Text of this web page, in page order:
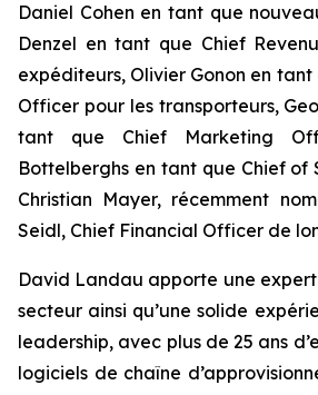
Daniel Cohen en tant que
Denzel en tant que Chief
expéditeurs, Olivier Gonon en tant
Officer pour les transporteurs,
tant que Chief Marketing
Bottelberghs en tant que Chief of
Christian Mayer, récemment
Seidl, Chief Financial Officer de
David Landau apporte une
secteur ainsi qu’une solide
leadership, avec plus de 25 ans
logiciels de chaîne